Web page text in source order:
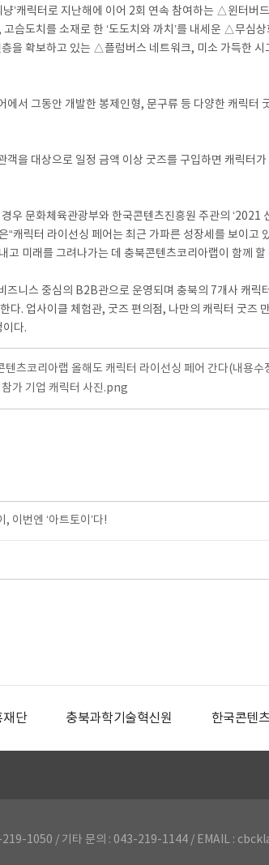
’캐릭터로 지난해에 이어 2회 연속 참여하는 △윈터
도치를 소재로 한 ‘도도치와 까치’를 내세운 △무심
확보하고 있는 △플럼버스 네트워크, 미소 가득한 시
서 그동안 개발한 봉제인형, 문구류 등 다양한 캐릭터
을 대상으로 일정 금액 이상 굿즈를 구입하면 캐릭터
문화체육관광부와 한국콘텐츠진흥원 주관의 ‘2021
캐릭터 라이선싱 페어는 최근 가파른 성장세를 보이고
미래를 그려나가는 데 충북콘텐츠코리아랩이 함께 할
니스 중심의 B2B관으로 운영되며 충북의 7개사 캐릭
. 업사이클 체험관, 굿즈 편의점, 나만의 캐릭터 굿즈
다.
츠코리아랩 올해도 캐릭터 라이선싱 페어 간다(내용
가 기업 캐릭터 사진.png
이번엔 ‘아트토이’다!
재단 충북과학기술혁신원 한국콘텐
219-1050 / 기타 문의 : 043-219-1144 / EMAIL :